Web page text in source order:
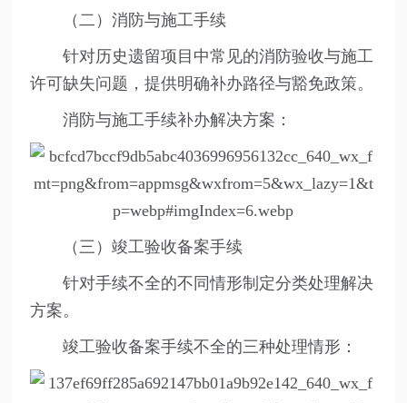
（二）消防与施工手续
针对历史遗留项目中常见的消防验收与施工
许可缺失问题，提供明确补办路径与豁免政策。
消防与施工手续补办解决方案：
（三）竣工验收备案手续
针对手续不全的不同情形制定分类处理解决
方案。
竣工验收备案手续不全的三种处理情形：